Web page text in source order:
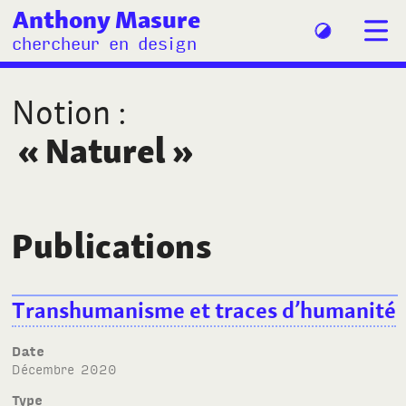
Anthony Masure
chercheur en design
Notion :
« Naturel»
Publications
Transhumanisme et traces d’humanité
Date
décembre 2020
Type